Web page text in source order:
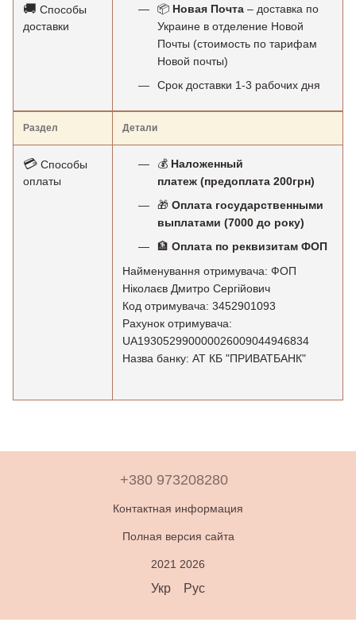
🚚 Способы
доставки
📦 Новая Почта – доставка по
Украине в отделение Новой
Почты (стоимость по тарифам
Новой почты)
Срок доставки 1-3 рабочих дня
Раздел Детали
💳 Способы
оплаты
💰 Наложенный
платеж (предоплата 200грн)
🎁 Оплата государственными
выплатами (7000 до року)
🏦 Оплата по реквизитам ФОП
Найменування отримувача: ФОП
Ніколаєв Дмитро Сергійович
Код отримувача: 3452901093
Рахунок отримувача:
UA193052990000026009044946834
Назва банку: АТ КБ "ПРИВАТБАНК"
+380 973208280
Контактная информация
Полная версия сайта
2021 2026
Укр Рус